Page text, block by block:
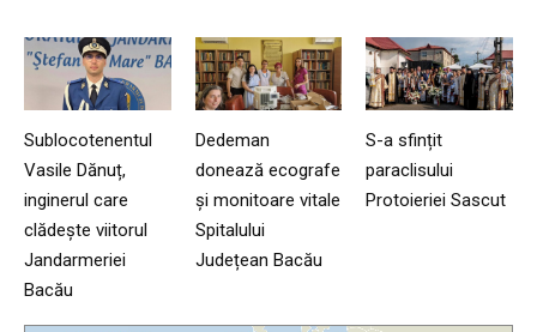
Sublocotenentul
Vasile Dănuț,
inginerul care
clădește viitorul
Jandarmeriei
Bacău
Dedeman
donează ecografe
și monitoare vitale
Spitalului
Județean Bacău
S-a sfințit
paraclisului
Protoieriei Sascut